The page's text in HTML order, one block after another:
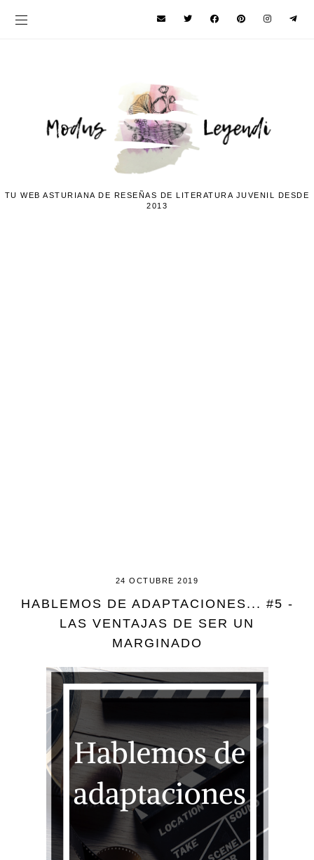
TU WEB ASTURIANA DE RESEÑAS DE LITERATURA JUVENIL DESDE
2013
24 OCTUBRE 2019
HABLEMOS DE ADAPTACIONES... #5 -
LAS VENTAJAS DE SER UN
MARGINADO